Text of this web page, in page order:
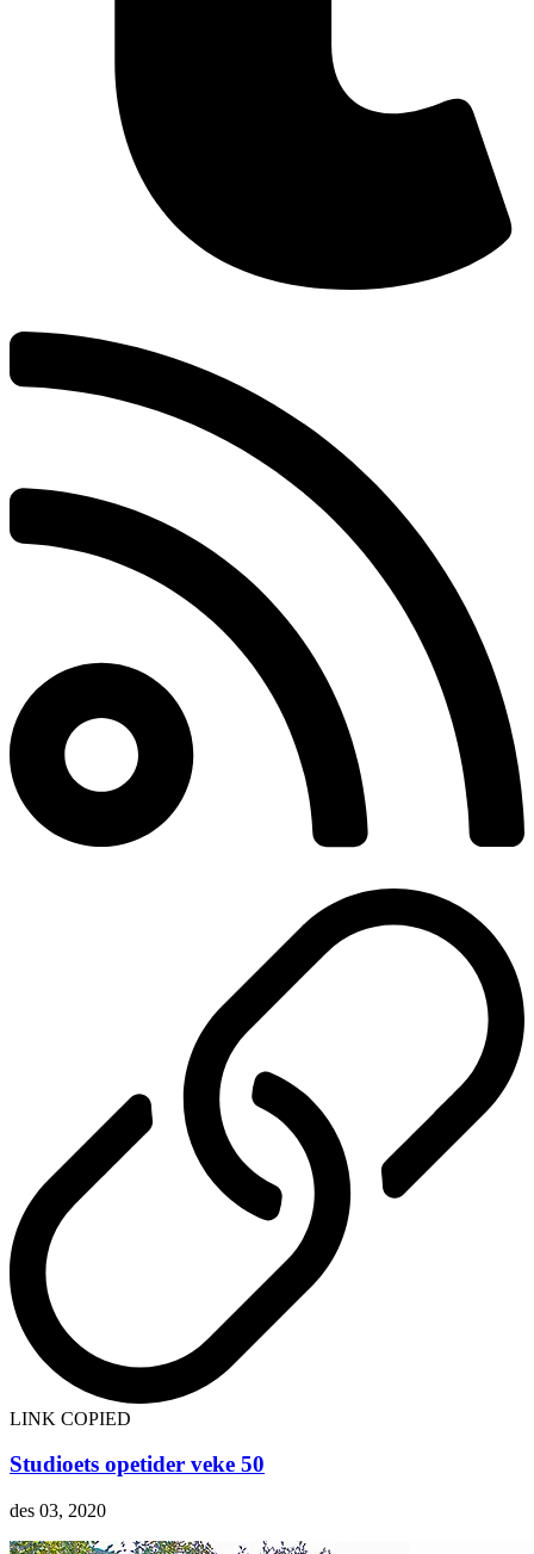
LINK COPIED
Studioets opetider veke 50
des 03, 2020